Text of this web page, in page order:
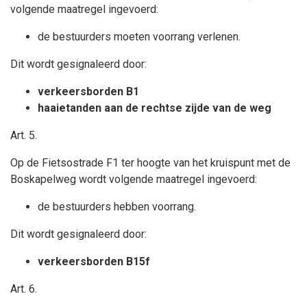
volgende maatregel ingevoerd:
de bestuurders moeten voorrang verlenen.
Dit wordt gesignaleerd door:
verkeersborden B1
haaietanden aan de rechtse zijde van de weg
Art. 5.
Op de Fietsostrade F1 ter hoogte van het kruispunt met de
Boskapelweg wordt volgende maatregel ingevoerd:
de bestuurders hebben voorrang.
Dit wordt gesignaleerd door:
verkeersborden B15f
Art. 6.